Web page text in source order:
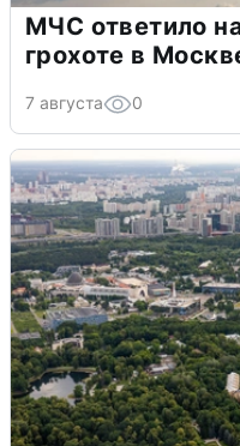
МЧС ответило
грохоте в
7 августа 0